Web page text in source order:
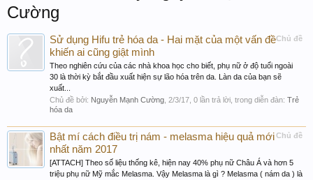
Cường
Chủ đề
Sử dụng Hifu trẻ hóa da - Hai mặt của một vấn đề
khiến ai cũng giật mình
Theo nghiên cứu của các nhà khoa học cho biết, phụ nữ ở độ tuổi ngoài
30 là thời kỳ bắt đầu xuất hiện sự lão hóa trên da. Làn da của bạn sẽ
xuất...
Chủ đề bởi: Nguyễn Mạnh Cường 2/3/17 , 0 lần trả lời, trong diễn đàn: Trẻ
hóa da
Chủ đề
Bật mí cách điều trị nám - melasma hiệu quả mới
nhất năm 2017
[ATTACH] Theo số liệu thống kê, hiện nay 40% phụ nữ Châu Á và hơn 5
triệu phụ nữ Mỹ mắc Melasma. Vậy Melasma là gì ? Melasma ( nám da ) là